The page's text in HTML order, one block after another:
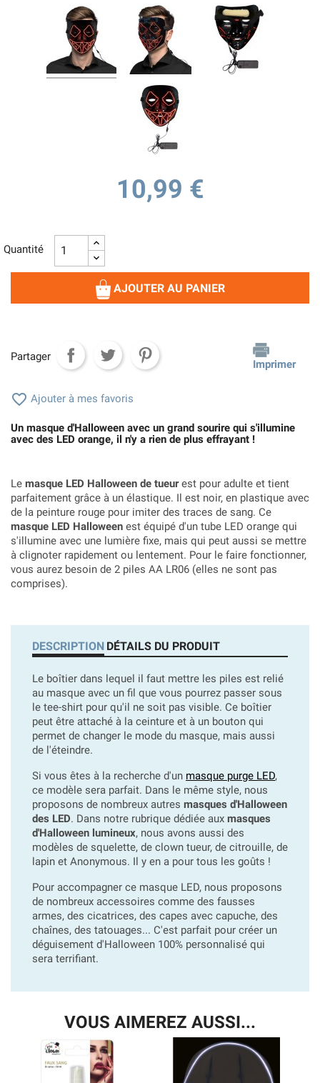
10,99 €
Quantité
AJOUTER AU PANIER
Partager
Imprimer
 Ajouter à mes favoris
Un masque d'Halloween avec un grand sourire qui s'illumine
avec des LED orange, il n'y a rien de plus effrayant !
Le masque LED Halloween de tueurest pour adulte et tient
parfaitement grâce à un élastique. Il est noir, en plastique avec
de la peinture rouge pour imiter des traces de sang. Ce
masque LED Halloween est équipé d'un tube LED orange qui
s'illumine avec une lumière fixe, mais qui peut aussi se mettre
à clignoter rapidement ou lentement. Pour le faire fonctionner,
vous aurez besoin de 2 piles AA LR06 (elles ne sont pas
comprises).
DESCRIPTION DÉTAILS DU PRODUIT
Le boîtier dans lequel il faut mettre les piles est relié
au masque avec un fil que vous pourrez passer sous
le tee-shirt pour qu'il ne soit pas visible. Ce boîtier
peut être attaché à la ceinture et à un bouton qui
permet de changer le mode du masque, mais aussi
de l'éteindre.
Si vous êtes à la recherche d'un masque purge LED,
ce modèle sera parfait. Dans le même style, nous
proposons de nombreux autres masques d'Halloween
des LED. Dans notre rubrique dédiée aux masques
d'Halloween lumineux, nous avons aussi des
modèles de squelette, de clown tueur, de citrouille, de
lapin et Anonymous. Il y en a pour tous les goûts !
Pour accompagner ce masque LED, nous proposons
de nombreux accessoires comme des fausses
armes, des cicatrices, des capes avec capuche, des
chaînes, des tatouages... C'est parfait pour créer un
déguisement d'Halloween 100% personnalisé qui
sera terrifiant.
VOUS AIMEREZ AUSSI...